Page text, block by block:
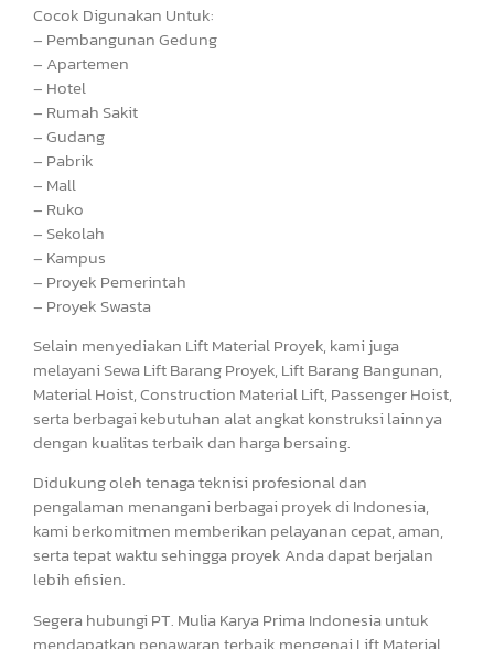
Cocok Digunakan Untuk:
– Pembangunan Gedung
– Apartemen
– Hotel
– Rumah Sakit
– Gudang
– Pabrik
– Mall
– Ruko
– Sekolah
– Kampus
– Proyek Pemerintah
– Proyek Swasta
Selain menyediakan Lift Material Proyek, kami juga
melayani Sewa Lift Barang Proyek, Lift Barang Bangunan,
Material Hoist, Construction Material Lift, Passenger Hoist,
serta berbagai kebutuhan alat angkat konstruksi lainnya
dengan kualitas terbaik dan harga bersaing.
Didukung oleh tenaga teknisi profesional dan
pengalaman menangani berbagai proyek di Indonesia,
kami berkomitmen memberikan pelayanan cepat, aman,
serta tepat waktu sehingga proyek Anda dapat berjalan
lebih efisien.
Segera hubungi PT. Mulia Karya Prima Indonesia untuk
mendapatkan penawaran terbaik mengenai Lift Material